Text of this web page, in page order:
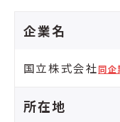
企業名
国立株式会社同企
所在地